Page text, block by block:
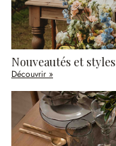
Nouveautés et styles
Découvrir »